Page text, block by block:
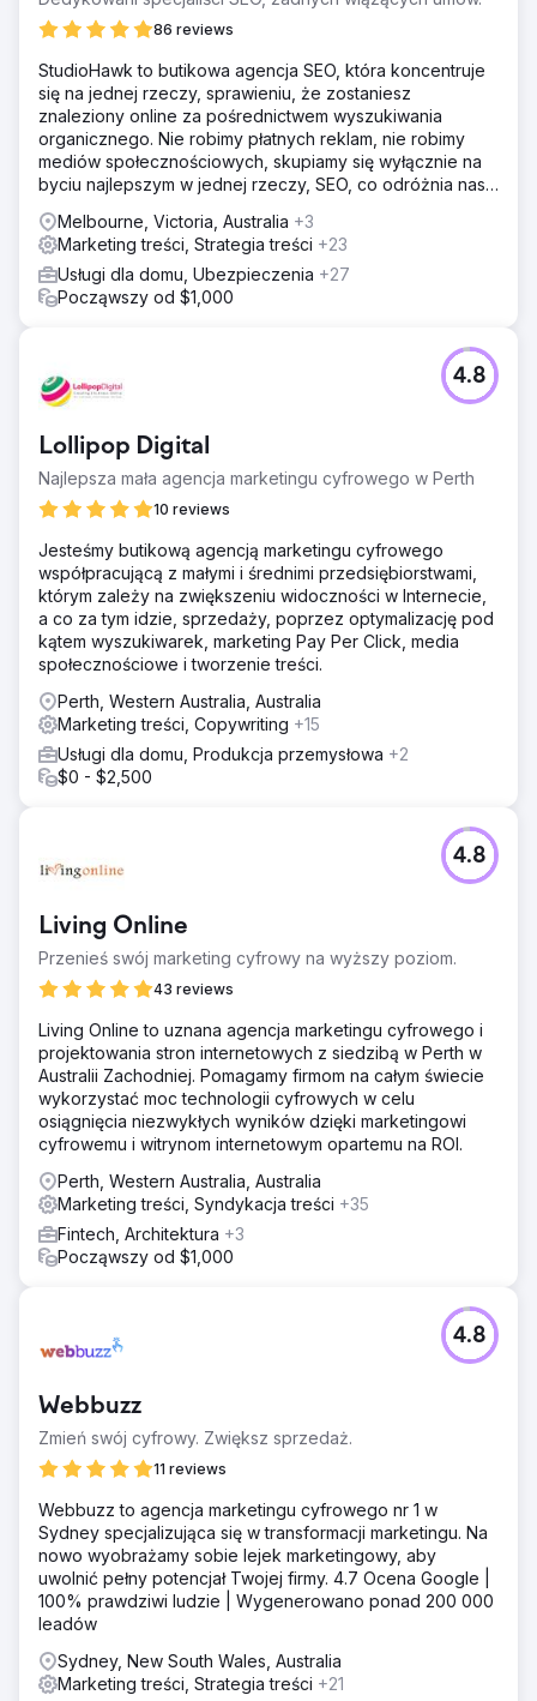
internetowej znacznie się poprawiła. Amalia, Digital
oczekiwania miesiąc po miesiącu — „Kiedy myślisz, że
nie możesz się już poprawić, kolejny raport pokazuje, że
się myliłeś”. Relacja rozszerzyła się na stałe partnerstwo
zbudowane na responsywności, zaufaniu i mierzalnym
zwrocie z inwestycji (ROI).
Przejdź do strony agencji
86 reviews
StudioHawk to butikowa agencja SEO, która koncentruje
się na jednej rzeczy, sprawieniu, że zostaniesz
znaleziony online za pośrednictwem wyszukiwania
organicznego. Nie robimy płatnych reklam, nie robimy
mediów społecznościowych, skupiamy się wyłącznie na
byciu najlepszym w jednej rzeczy, SEO, co odróżnia nas
Melbourne, Victoria, Australia +3
Marketing treści, Strategia treści +23
Usługi dla domu, Ubezpieczenia +27
Począwszy od $1,000
Lollipop Digital
Najlepsza mała agencja marketingu cyfrowego w Perth
10 reviews
4.8
Jesteśmy butikową agencją marketingu cyfrowego
współpracującą z małymi i średnimi przedsiębiorstwami,
którym zależy na zwiększeniu widoczności w Internecie,
a co za tym idzie, sprzedaży, poprzez optymalizację pod
kątem wyszukiwarek, marketing Pay Per Click, media
społecznościowe i tworzenie treści.
Perth, Western Australia, Australia
Marketing treści, Copywriting +15
Usługi dla domu, Produkcja przemysłowa +2
$0 - $2,500
Living Online
Przenieś swój marketing cyfrowy na wyższy poziom.
43 reviews
4.8
Living Online to uznana agencja marketingu cyfrowego i
projektowania stron internetowych z siedzibą w Perth w
Australii Zachodniej. Pomagamy firmom na całym świecie
wykorzystać moc technologii cyfrowych w celu
osiągnięcia niezwykłych wyników dzięki marketingowi
cyfrowemu i witrynom internetowym opartemu na ROI.
Perth, Western Australia, Australia
Marketing treści, Syndykacja treści +35
Fintech, Architektura +3
Począwszy od $1,000
Webbuzz
Zmień swój cyfrowy. Zwiększ sprzedaż.
11 reviews
4.8
Webbuzz to agencja marketingu cyfrowego nr 1 w
Sydney specjalizująca się w transformacji marketingu. Na
nowo wyobrażamy sobie lejek marketingowy, aby
uwolnić pełny potencjał Twojej firmy. 4.7 Ocena Google |
100% prawdziwi ludzie | Wygenerowano ponad 200 000
leadów
Sydney, New South Wales, Australia
Marketing treści, Strategia treści +21